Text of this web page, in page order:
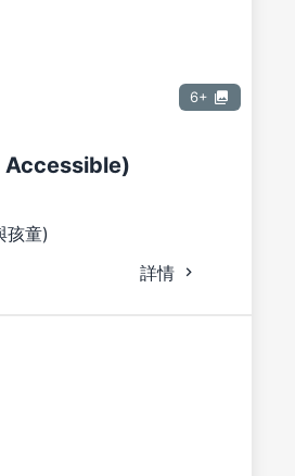
6+
Accessible)
孩童)
詳情